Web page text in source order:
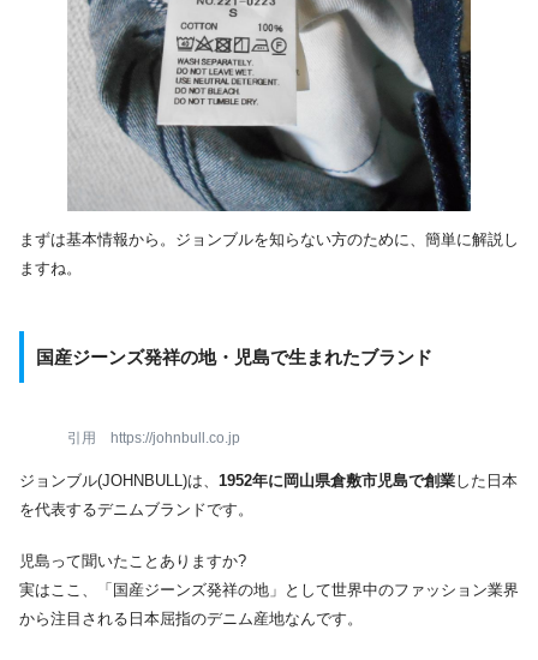
まずは基本情報から。ジョンブルを知らない方のために、簡単に解説し
ますね。
国産ジーンズ発祥の地・児島で生まれたブランド
引用 https://johnbull.co.jp
ジョンブル(JOHNBULL)は、 1952年に岡山県倉敷市児島で創業した日本
を代表するデニムブランドです。
児島って聞いたことありますか?
実はここ、「国産ジーンズ発祥の地」として世界中のファッション業界
から注目される日本屈指のデニム産地なんです。